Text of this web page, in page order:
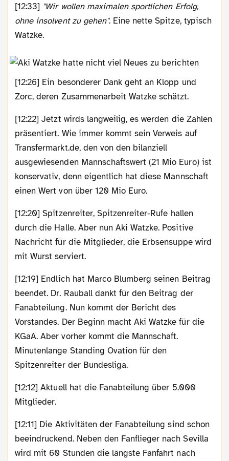
[12:33] "Wir wollen maximalen sportlichen Erfolg,
ohne insolvent zu gehen". Eine nette Spitze, typisch
Watzke.
[12:26] Ein besonderer Dank geht an Klopp und
Zorc, deren Zusammenarbeit Watzke schätzt.
[12:22] Jetzt wirds langweilig, es werden die Zahlen
präsentiert. Wie immer kommt sein Verweis auf
Transfermarkt.de, den von den bilanziell
ausgewiesenden Mannschaftswert (21 Mio Euro) ist
konservativ, denn eigentlich hat diese Mannschaft
einen Wert von über 120 Mio Euro.
[12:20] Spitzenreiter, Spitzenreiter-Rufe hallen
durch die Halle. Aber nun Aki Watzke. Positive
Nachricht für die Mitglieder, die Erbsensuppe wird
mit Wurst serviert.
[12:19] Endlich hat Marco Blumberg seinen Beitrag
beendet. Dr. Rauball dankt für den Beitrag der
Fanabteilung. Nun kommt der Bericht des
Vorstandes. Der Beginn macht Aki Watzke für die
KGaA. Aber vorher kommt die Mannschaft.
Minutenlange Standing Ovation für den
Spitzenreiter der Bundesliga.
[12:12] Aktuell hat die Fanabteilung über 5.000
Mitglieder.
[12:11] Die Aktivitäten der Fanabteilung sind schon
beeindruckend. Neben den Fanflieger nach Sevilla
wird mit 60 Stunden die längste Fanfahrt nach